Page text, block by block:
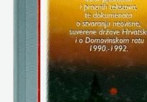
NAKLADA
SV.ANTUNA
NAKLADA